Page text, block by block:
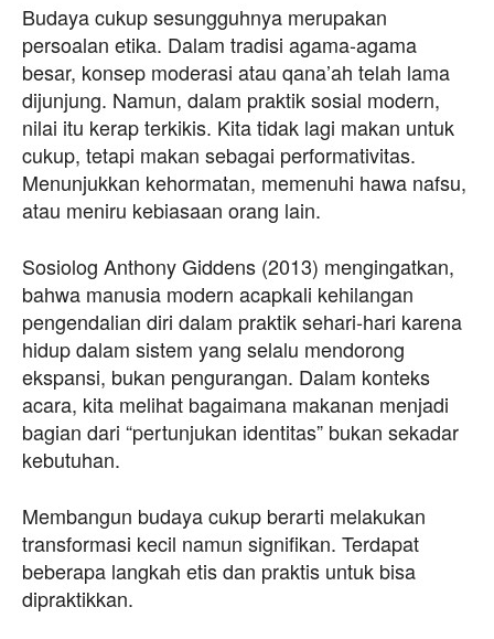
Budaya cukup sesungguhnya merupakan
persoalan etika. Dalam tradisi agama-agama
besar, konsep moderasi atau qana’ah telah lama
dijunjung. Namun, dalam praktik sosial modern,
nilai itu kerap terkikis. Kita tidak lagi makan untuk
cukup, tetapi makan sebagai performativitas.
Menunjukkan kehormatan, memenuhi hawa nafsu,
atau meniru kebiasaan orang lain.
Sosiolog Anthony Giddens (2013) mengingatkan,
bahwa manusia modern acapkali kehilangan
pengendalian diri dalam praktik sehari-hari karena
hidup dalam sistem yang selalu mendorong
ekspansi, bukan pengurangan. Dalam konteks
acara, kita melihat bagaimana makanan menjadi
bagian dari “pertunjukan identitas” bukan sekadar
kebutuhan.
Membangun budaya cukup berarti melakukan
transformasi kecil namun signifikan. Terdapat
beberapa langkah etis dan praktis untuk bisa
dipraktikkan.